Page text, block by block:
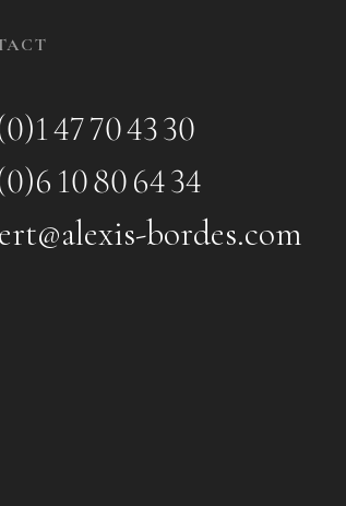
47 70 43 30
10 80 64 34
bordes.com